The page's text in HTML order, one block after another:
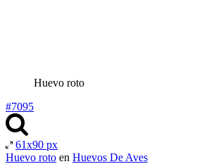
Huevo roto
#7095
61x90 px
Huevo roto en Huevos De Aves